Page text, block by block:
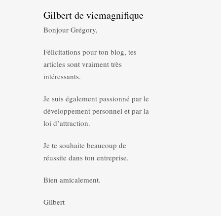
Gilbert de viemagnifique
Bonjour Grégory,
Félicitations pour ton blog, tes
articles sont vraiment très
intéressants.
Je suis également passionné par le
développement personnel et par la
loi d’attraction.
Je te souhaite beaucoup de
réussite dans ton entreprise.
Bien amicalement.
Gilbert